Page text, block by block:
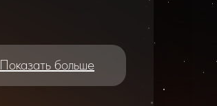
Показать больше